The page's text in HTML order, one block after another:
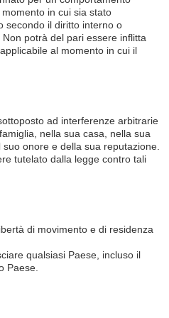
in cui sia stato
secondo il diritto interno o
potrà del pari essere inflitta
al momento in cui il
ad interferenze arbitrarie
nella sua casa, nella sua
onore e della sua reputazione.
tutelato dalla legge contro tali
di movimento e di residenza
qualsiasi Paese, incluso il
Paese.